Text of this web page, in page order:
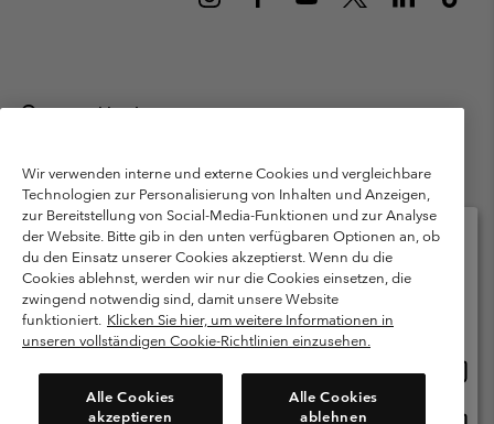
Deutschland
München Deutschland. Alle Rechte vorbehalten.
Nutzungsbedingungen
Allgemeine Verkaufsbedingungen
Garantie
Datenschutzerklärung
Bestimmungen und Bedingungen des Mitglieder Programms
Nutzungsbedingungen Für Nutzergenerierte Inhalte
Cookies
Public CBCR
Kundenservice: Mo- Fr. 9:00 - 13:00 & 14:00- 18:00 Uhr
(+)498912081004
Wir verwenden interne und externe Cookies und vergleichbare
Technologien zur Personalisierung von Inhalten und Anzeigen,
zur Bereitstellung von Social-Media-Funktionen und zur Analyse
der Website. Bitte gib in den unten verfügbaren Optionen an, ob
du den Einsatz unserer Cookies akzeptierst. Wenn du die
Cookies ablehnst, werden wir nur die Cookies einsetzen, die
zwingend notwendig sind, damit unsere Website
funktioniert. Klicken Sie hier, um weitere Informationen in
unseren vollständigen Cookie-Richtlinien einzusehen.
Alle Cookies
akzeptieren
Alle Cookies
ablehnen
Bitte wählen Sie Ihr Lieferland und Ihre Sprache
Online-Einkauf verfügbar